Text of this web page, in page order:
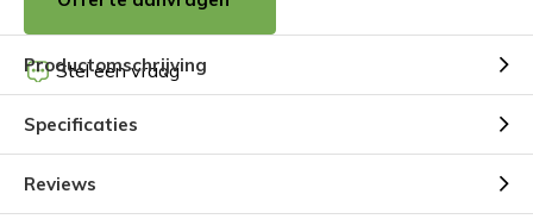
Stel een vraag
Productomschrijving
Specificaties
Reviews